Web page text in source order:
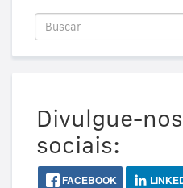
Divulgue-
sociais:
FACEBOOK